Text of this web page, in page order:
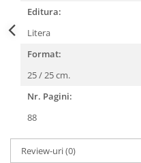
Editura:
Litera
Format:
25 / 25 cm.
Nr. Pagini:
88
Review-uri(0)